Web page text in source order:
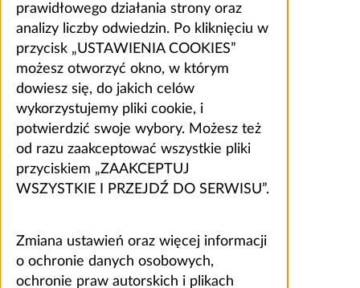
prawidłowego działania strony oraz
analizy liczby odwiedzin. Po kliknięciu w
przycisk „USTAWIENIA COOKIES”
możesz otworzyć okno, w którym
dowiesz się, do jakich celów
wykorzystujemy pliki cookie, i
potwierdzić swoje wybory. Możesz też
od razu zaakceptować wszystkie pliki
przyciskiem „ZAAKCEPTUJ
WSZYSTKIE I PRZEJDŹ DO SERWISU”.
Zmiana ustawień oraz więcej informacji
o ochronie danych osobowych,
ochronie praw autorskich i plikach